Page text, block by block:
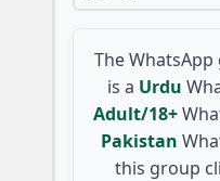
The
is a Urdu
Adult/18+
Pakistan
this group